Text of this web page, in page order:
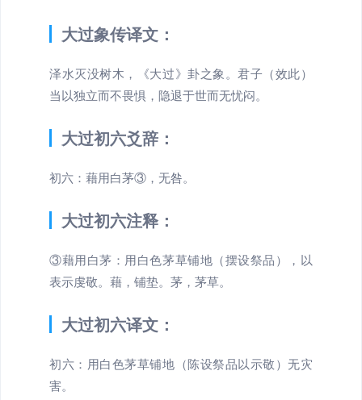
大过象传译文：
泽水灭没树木，《大过》卦之象。君子（效此）
当以独立而不畏惧，隐退于世而无忧闷。
大过初六爻辞：
初六：藉用白茅③，无咎。
大过初六注释：
③藉用白茅：用白色茅草铺地（摆设祭品），以
表示虔敬。藉，铺垫。茅，茅草。
大过初六译文：
初六：用白色茅草铺地（陈设祭品以示敬）无灾
害。